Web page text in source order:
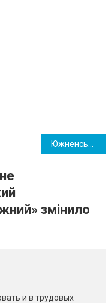
змінило
и в трудовых